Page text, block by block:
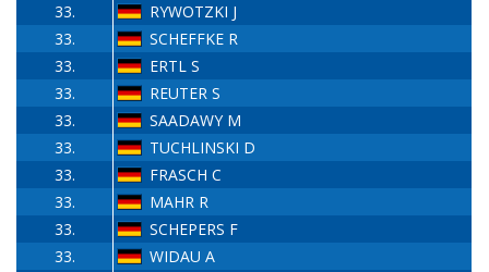
33.
RYWOTZKI J
33.
SCHEFFKE R
33.
ERTL S
33.
REUTER S
33.
SAADAWY M
33.
TUCHLINSKI D
33.
FRASCH C
33.
MAHR R
33.
SCHEPERS F
33.
WIDAU A